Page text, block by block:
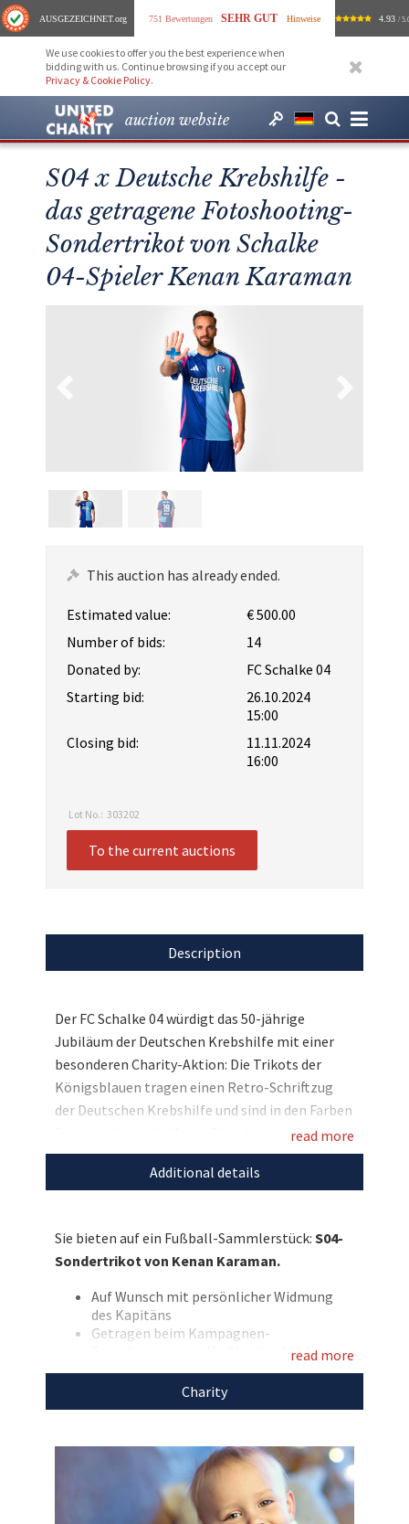
AUSGEZEICHNET.org 751 Bewertungen SEHR GUT Hinweise 4.93 /
We use cookies to offer you the best experience when
bidding with us. Continue browsing if you accept our
Privacy & Cookie Policy.
auction website
S04 x Deutsche Krebshilfe -
das getragene Fotoshooting-
Sondertrikot von Schalke
04-Spieler Kenan Karaman
This auction has already ended.
Estimated value:
€ 500.00
Number of bids:
14
Donated by:
FC Schalke 04
Starting bid:
26.10.2024
15:00
Closing bid:
11.11.2024
16:00
Lot No.: 303202
To the current auctions
Description
Der FC Schalke 04 würdigt das 50-jährige
Jubiläum der Deutschen Krebshilfe mit einer
besonderen Charity-Aktion: Die Trikots der
Königsblauen tragen einen Retro-Schriftzug
der Deutschen Krebshilfe und sind in den Farben
Pink, Hellblau, Weiß und Blau designt. Die
Farben stehen für die vier häufigsten Krebs-
Neuerkrankungen in Deutschland: Brustkrebs,
Karaman zum Fotoshooting des Sondertrikots
trug und unterstützen Sie zu gleichen Teilen
Schalke hilft! sowie die Deutsche Krebshilfe!
Entdecken Sie bei uns auch
für den guten
Zweck!
read more
Additional details
Sie bieten auf ein Fußball-Sammlerstück: S04-
Sondertrikot von Kenan Karaman.
Auf Wunsch mit persönlicher Widmung
des Kapitäns
Getragen beim Kampagnen-
Fotoshooting am 15. Oktober 2024
Design in den Farben der vier häufigsten
Krebsneuerkrankungen in Deutschland:
Pink für Brustkrebs, Hellblau für
Weiß für Lungenkrebs
Mit Deutsche Krebshilfe-Brustflock,
Schleifen-Neckprint, tonalem
Bundesliga-Logo und Schalke hilft! Ärmel-
read more
Charity